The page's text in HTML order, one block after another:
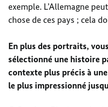
exemple. L’Allemagne
chose de ces pays ; cela
En plus des portraits,
sélectionné une histoire
contexte plus précis à
le plus impressionné